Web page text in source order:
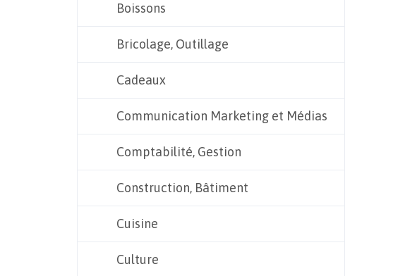
Boissons
Bricolage, Outillage
Cadeaux
Communication Marketing et Médias
Comptabilité, Gestion
Construction, Bâtiment
Cuisine
Culture